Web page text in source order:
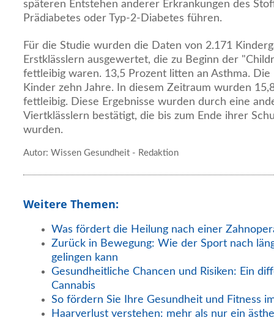
späteren Entstehen anderer Erkrankungen des
Prädiabetes oder Typ-2-Diabetes führen.
Für die Studie wurden die Daten von 2.171
Erstklässlern ausgewertet, die zu Beginn der
fettleibig waren. 13,5 Prozent litten an Asthma.
Kinder zehn Jahre. In diesem Zeitraum wurden
fettleibig. Diese Ergebnisse wurden durch eine
Viertklässlern bestätigt, die bis zum Ende ihrer
wurden.
Autor: Wissen Gesundheit - Redaktion
Weitere Themen:
Was fördert die Heilung nach einer
Zurück in Bewegung: Wie der Sport nach
gelingen kann
Gesundheitliche Chancen und Risiken: Ein
Cannabis
So fördern Sie Ihre Gesundheit und Fitness
Haarverlust verstehen: mehr als nur ein